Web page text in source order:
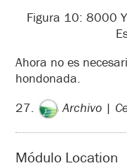
Figura 10: 8000
Ahora no es
hondonada.
27.
Archivo |
Módulo Location